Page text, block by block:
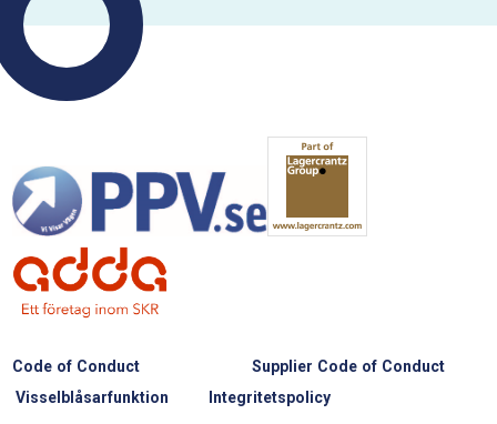
Code of Conduct
Supplier Code of Conduct
Visselblåsarfunktion
Integritetspolicy